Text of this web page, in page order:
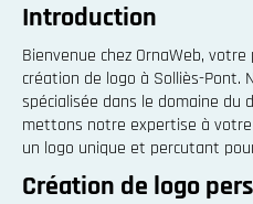
Introduction
Bienvenue chez OrnaWeb,
création de logo à Solliès-Pont.
spécialisée dans le domaine du
mettons notre expertise à
un logo unique et percutant
Création de logo